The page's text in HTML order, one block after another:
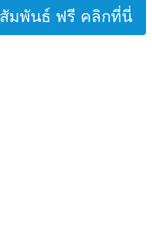
มพันธ์ ฟรี คลิกที่นี่